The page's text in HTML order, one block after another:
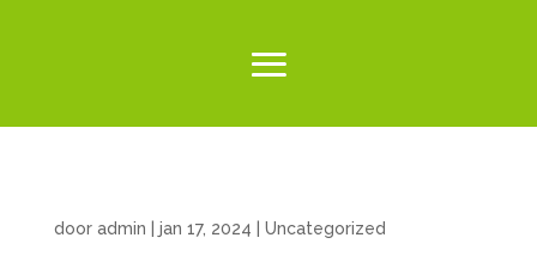
door admin jan 17, 2024 Uncategorized